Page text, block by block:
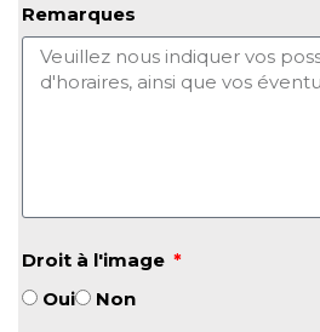
Remarques
Droit à l'image
Oui
Non